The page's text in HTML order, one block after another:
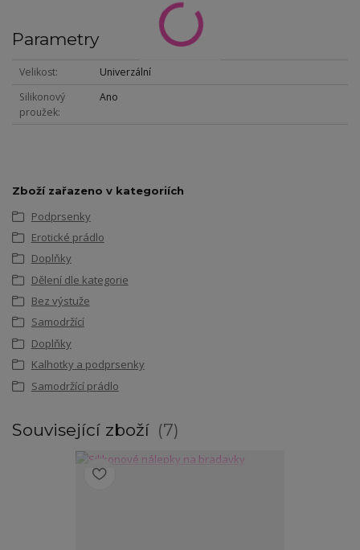
Parametry
Velikost
Univerzální
Silikonový
proužek
Ano
Zboží zařazeno v kategoriích
Podprsenky
Erotické prádlo
Doplňky
Dělení dle kategorie
Bez výstuže
Samodržící
Doplňky
Kalhotky a podprsenky
Samodržící prádlo
Související zboží 7